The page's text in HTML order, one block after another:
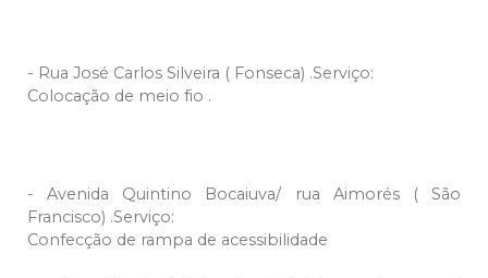
- Rua José Carlos Silveira ( Fonseca) .Serviço:
Colocação de meio fio .
- Avenida Quintino Bocaiuva/ rua Aimorés ( São
Francisco) .Serviço:
Confecção de rampa de acessibilidade